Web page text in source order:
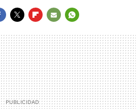
MAIL